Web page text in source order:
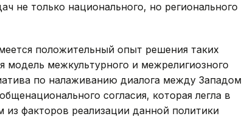
не только национального, но регионального
положительный опыт решения таких
модель межкультурного и межрелигиозного
по налаживанию диалога между Западом
согласия, которая легла в
факторов реализации данной политики